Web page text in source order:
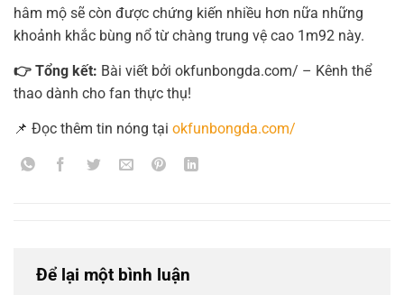
hâm mộ sẽ còn được chứng kiến nhiều hơn nữa những
khoảnh khắc bùng nổ từ chàng trung vệ cao 1m92 này.
👉 Tổng kết: Bài viết bởi okfunbongda.com/ – Kênh thể
thao dành cho fan thực thụ!
📌 Đọc thêm tin nóng tại okfunbongda.com/
Để lại một bình luận